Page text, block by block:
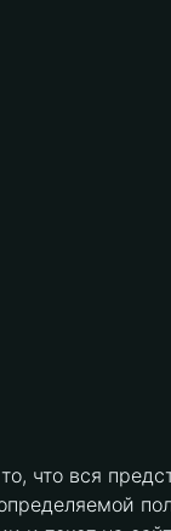
что вся